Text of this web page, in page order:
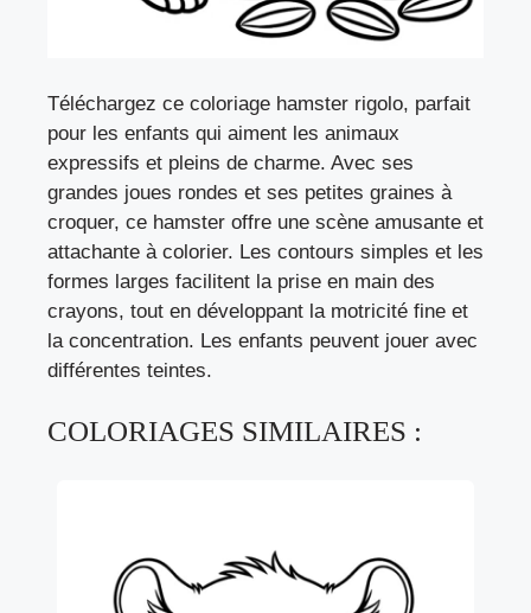
Téléchargez ce coloriage hamster rigolo, parfait
pour les enfants qui aiment les animaux
expressifs et pleins de charme. Avec ses
grandes joues rondes et ses petites graines à
croquer, ce hamster offre une scène amusante et
attachante à colorier. Les contours simples et les
formes larges facilitent la prise en main des
crayons, tout en développant la motricité fine et
la concentration. Les enfants peuvent jouer avec
différentes teintes.
COLORIAGES SIMILAIRES :